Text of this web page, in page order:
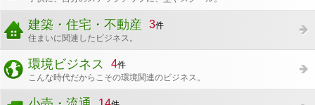
建築・住宅・不動産 3件
住まいに関連したビジネス。
環境ビジネス 4件
こんな時代だからこその環境関連のビジネス。